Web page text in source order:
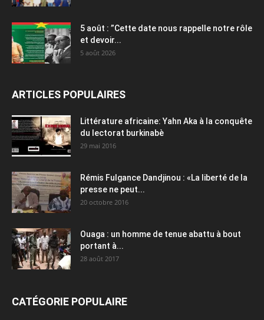
5 août : ”Cette date nous rappelle notre rôle
et devoir...
5 août 2026
ARTICLES POPULAIRES
Littérature africaine: Yahn Aka à la conquête
du lectorat burkinabè
29 mai 2016
Rémis Fulgance Dandjinou : «La liberté de la
presse ne peut...
20 octobre 2016
Ouaga : un homme de tenue abattu à bout
portant à...
28 août 2017
CATÉGORIE POPULAIRE